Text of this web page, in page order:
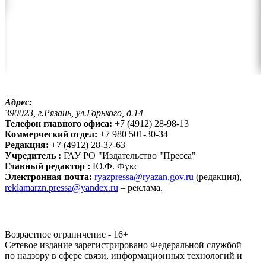
Адрес:
390023, г.Рязань, ул.Горького, д.14
Телефон главного офиса: +7 (4912) 28-98-13
Коммерческий отдел: +7 980 501-30-34
Редакция: +7 (4912) 28-37-63
Учредитель : ГАУ РО "Издательство "Пресса"
Главный редактор : Ю.Ф. Фукс
Электронная почта: ryazpressa@ryazan.gov.ru (редакция),
reklamarzn.pressa@yandex.ru – реклама.
Возрастное ограничение - 16+
Сетевое издание зарегистрировано Федеральной службой
по надзору в сфере связи, информационных технологий и